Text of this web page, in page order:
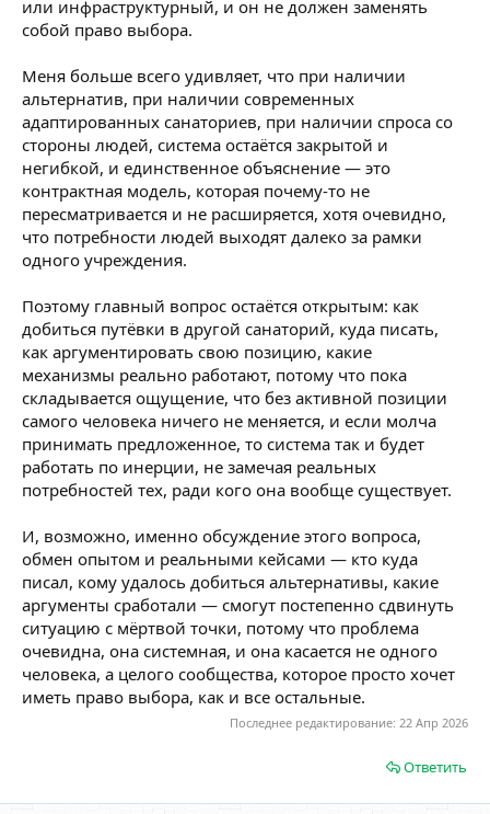
или инфраструктурный, и он не должен заменять
собой право выбора.
Меня больше всего удивляет, что при наличии
альтернатив, при наличии современных
адаптированных санаториев, при наличии спроса со
стороны людей, система остаётся закрытой и
негибкой, и единственное объяснение — это
контрактная модель, которая почему-то не
пересматривается и не расширяется, хотя очевидно,
что потребности людей выходят далеко за рамки
одного учреждения.
Поэтому главный вопрос остаётся открытым: как
добиться путёвки в другой санаторий, куда писать,
как аргументировать свою позицию, какие
механизмы реально работают, потому что пока
складывается ощущение, что без активной позиции
самого человека ничего не меняется, и если молча
принимать предложенное, то система так и будет
работать по инерции, не замечая реальных
потребностей тех, ради кого она вообще существует.
И, возможно, именно обсуждение этого вопроса,
обмен опытом и реальными кейсами — кто куда
писал, кому удалось добиться альтернативы, какие
аргументы сработали — смогут постепенно сдвинуть
ситуацию с мёртвой точки, потому что проблема
очевидна, она системная, и она касается не одного
человека, а целого сообщества, которое просто хочет
иметь право выбора, как и все остальные.
Последнее редактирование: 22 Апр 2026
Ответить